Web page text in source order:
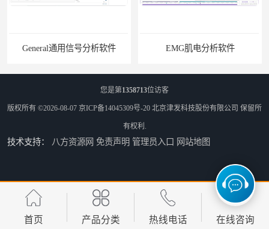
General通用信号分析软件 EMG肌电分析软件
ErgoLAB人机环境同步云平台 OMS材料物理光学属性测量仪
您是第1358713位访客
版权所有 ©2026-08-07 京ICP备14045309号-20 北京津发科技股份有限公司 保留所
有权利.
技术支持： 八方资源网 免责声明 管理员入口 网站地图
首页 产品分类 热线电话 在线咨询